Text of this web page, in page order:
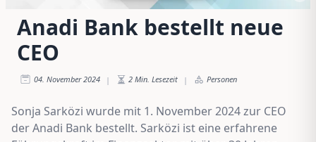
Anadi Bank bestellt neue
CEO
04. November 2024 | 2 Min. Lesezeit | Personen
Sonja Sarközi wurde mit 1. November 2024 zur CEO
der Anadi Bank bestellt. Sarközi ist eine erfahrene